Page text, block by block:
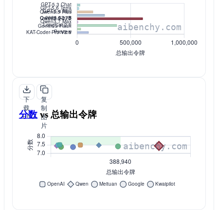
下
载
PNG
复
制
图
片
分数 vs总输出令牌